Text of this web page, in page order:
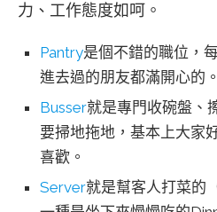
力、工作態度如呵。
Pantry是個不錯的職位，
進去過的朋友都滿開心的。
Busser就是專門收碗盤、
要掃地拖地，基本上大家
喜歡。
Server就是幫客人打菜的